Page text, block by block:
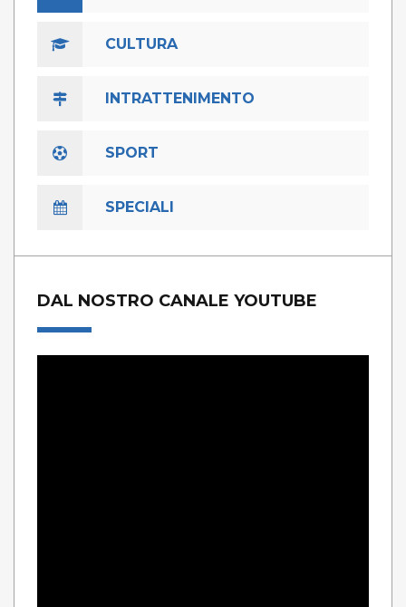
CULTURA
INTRATTENIMENTO
SPORT
SPECIALI
DAL NOSTRO CANALE YOUTUBE